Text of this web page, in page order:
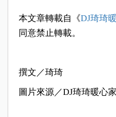
本文章轉載自《DJ琦琦
同意禁止轉載。
撰文／琦琦
圖片來源／DJ琦琦暖心